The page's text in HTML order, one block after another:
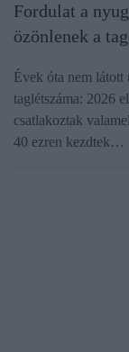
Fordulat a
özönlenek a
Évek óta nem
taglétszáma: 2026
csatlakoztak
40 ezren kezdtek…